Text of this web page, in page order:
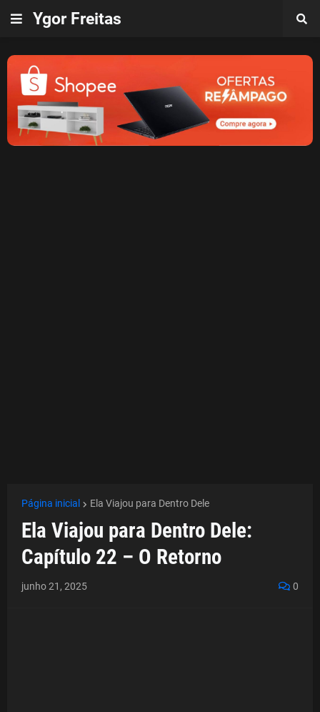
Ygor Freitas
Página inicial Ela Viajou para Dentro Dele
Ela Viajou para Dentro Dele:
Capítulo 22 – O Retorno
junho 21, 2025 0